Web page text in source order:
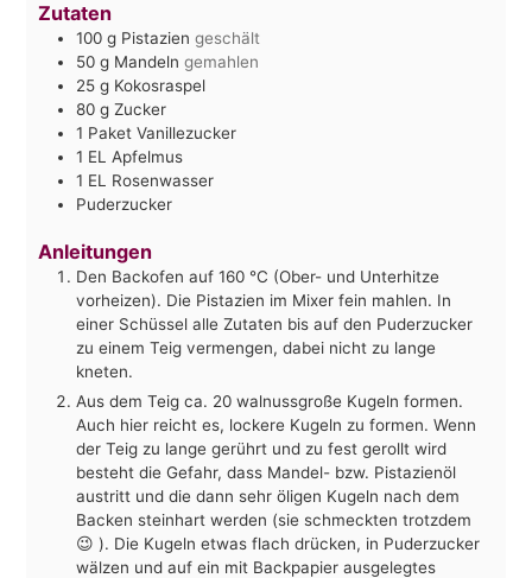
Zutaten
100 g Pistazien geschält
50 g Mandeln gemahlen
25 g Kokosraspel
80 g Zucker
1 Paket Vanillezucker
1 EL Apfelmus
1 EL Rosenwasser
Puderzucker
Anleitungen
Den Backofen auf 160 °C (Ober- und Unterhitze
vorheizen). Die Pistazien im Mixer fein mahlen. In
einer Schüssel alle Zutaten bis auf den Puderzucker
zu einem Teig vermengen, dabei nicht zu lange
kneten.
Aus dem Teig ca. 20 walnussgroße Kugeln formen.
Auch hier reicht es, lockere Kugeln zu formen. Wenn
der Teig zu lange gerührt und zu fest gerollt wird
besteht die Gefahr, dass Mandel- bzw. Pistazienöl
austritt und die dann sehr öligen Kugeln nach dem
Backen steinhart werden (sie schmeckten trotzdem
😉 ). Die Kugeln etwas flach drücken, in Puderzucker
wälzen und auf ein mit Backpapier ausgelegtes